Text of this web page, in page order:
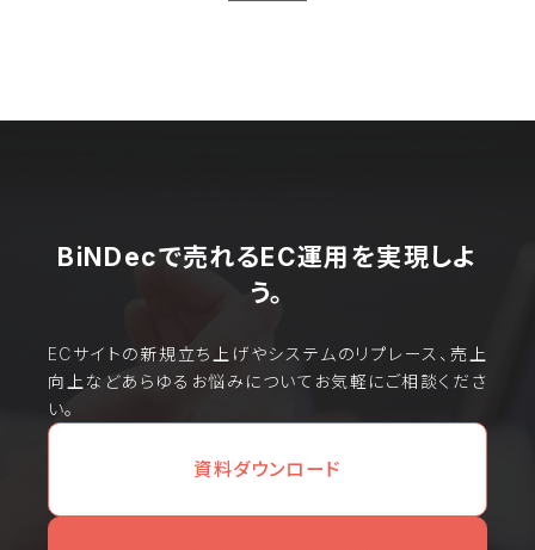
BiNDecで売れるEC運用を実現しよ
う。
ECサイトの新規立ち上げやシステムのリプレース、売上
向上などあらゆるお悩みについてお気軽にご相談くださ
い。
資料ダウンロード